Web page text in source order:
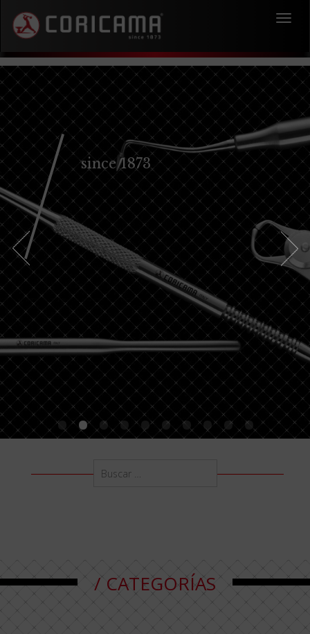
since 1873
/ CATEGORÍAS